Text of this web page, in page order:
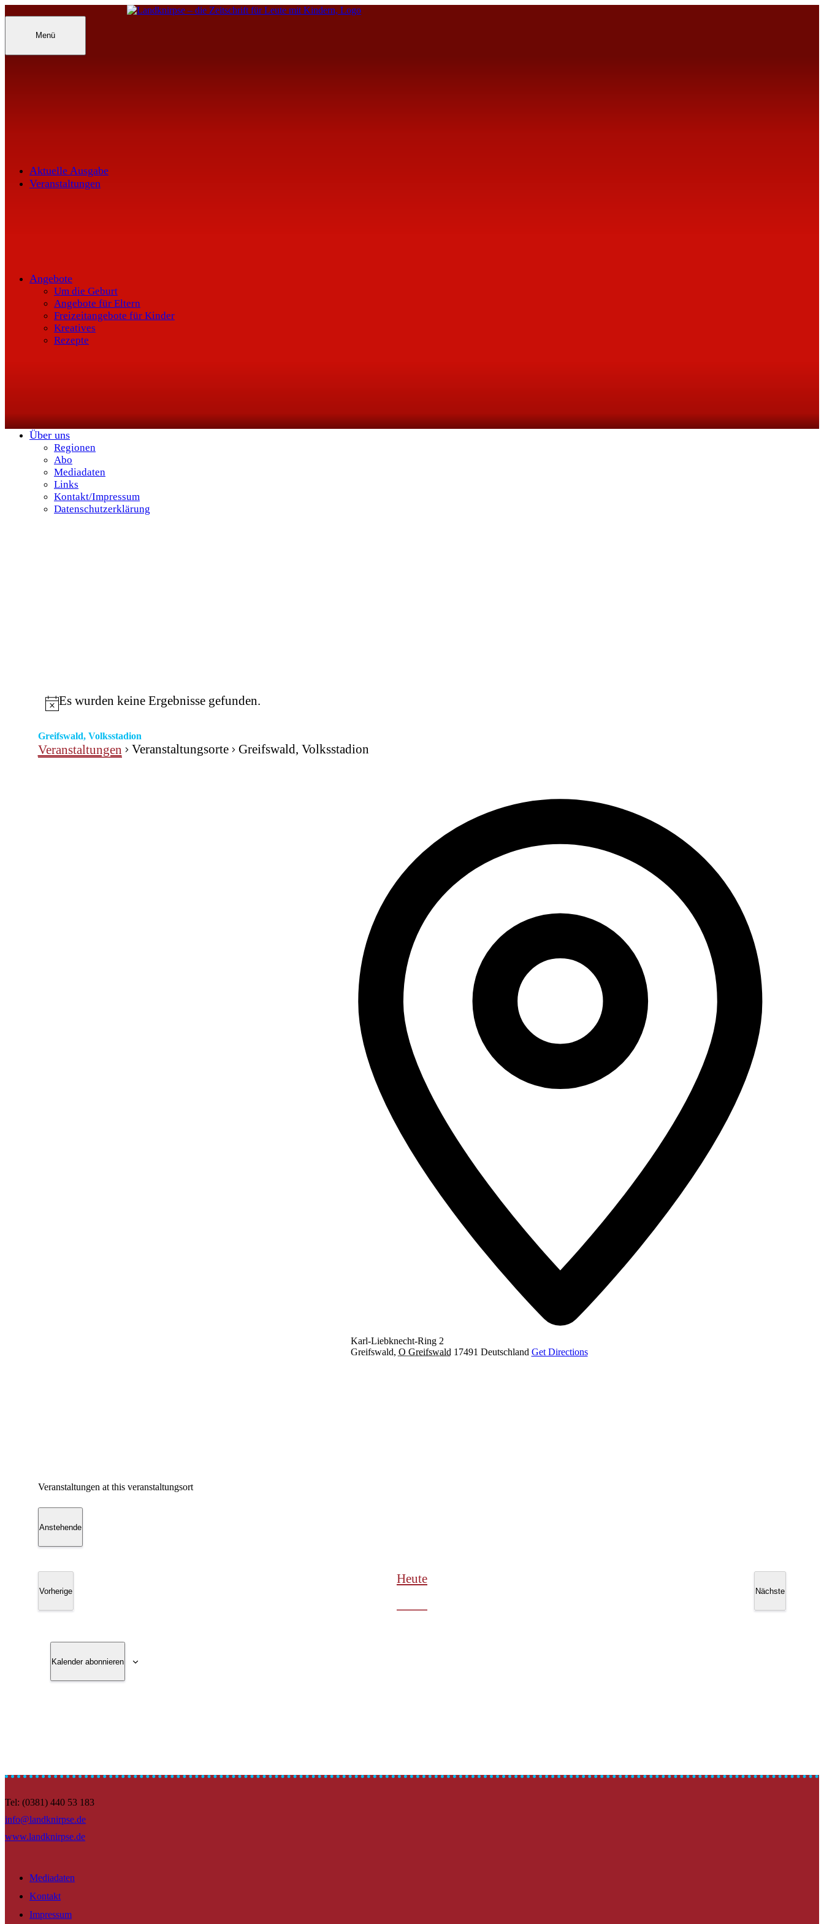
überspringen
Menü
Aktuelle Ausgabe
Veranstaltungen
Angebote
Um die Geburt
Angebote für Eltern
Freizeitangebote für Kinder
Kreatives
Rezepte
Über uns
Regionen
Abo
Mediadaten
Links
Kontakt/Impressum
Datenschutzerklärung
Es wurden keine Ergebnisse gefunden.
Greifswald, Volksstadion
Veranstaltungen Veranstaltungsorte Greifswald, Volksstadion
Karl-Liebknecht-Ring 2
Greifswald, O Greifswald 17491 Deutschland Get Directions
Veranstaltungen at this veranstaltungsort
Anstehende
Vorherige
Heute
Nächste
Kalender abonnieren
Tel: (0381) 440 53 183
info@landknirpse.de
www.landknirpse.de
Mediadaten
Kontakt
Impressum